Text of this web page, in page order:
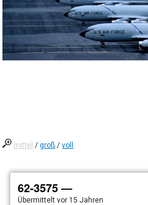
mittel /groß /voll
62-3575 —
Übermitteltvor 15 Jahren